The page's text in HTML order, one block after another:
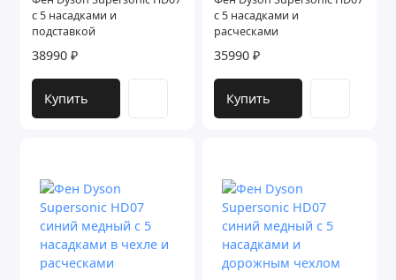
с 5 насадками и
подставкой
38990 ₽
Купить
с 5 насадками и
расческами
35990 ₽
Купить